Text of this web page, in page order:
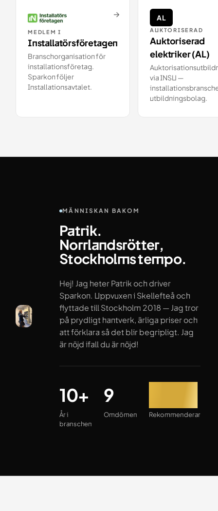
MEDLEM I
Installatörsföretagen
Branschorganisation för
installationsföretag.
Sparkon följer
Installationsavtalet.
→ AL
AUKTORISERAD
Auktoriserad
elektriker (AL)
via INSU —
utbildningsbolag.
MÄNNISKAN BAKOM
Patrik.
Norrlandsrötter,
Stockholms tempo.
Hej! Jag heter Patrik och driver
Sparkon. Uppvuxen i Skellefteå och
flyttade till Stockholm 2018 — Jag tror
på prydligt hantverk, ärliga priser och
att förklara så det blir begripligt. Jag
är nöjd ifall du är nöjd!
År i branschen
10+
År i
branschen
Omdömen
9
Omdömen Rekommenderar